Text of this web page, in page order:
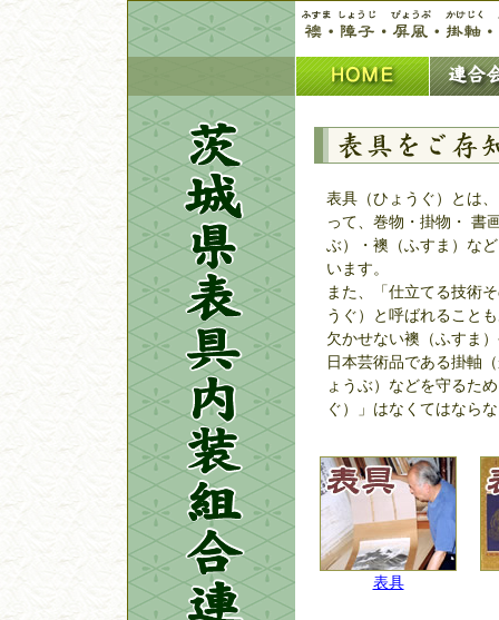
表具（ひょうぐ）とは
って、巻物・掛物・ 書
ぶ）・襖（ふすま）な
います。
また、「仕立てる技術
うぐ）と呼ばれること
欠かせない襖（ふすま
日本芸術品である掛軸
ょうぶ）などを守るた
ぐ）」はなくてはなら
表具